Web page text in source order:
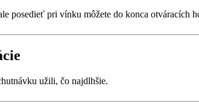
posedieť pri vínku môžete do konca otváracích
užili, čo najdlhšie.